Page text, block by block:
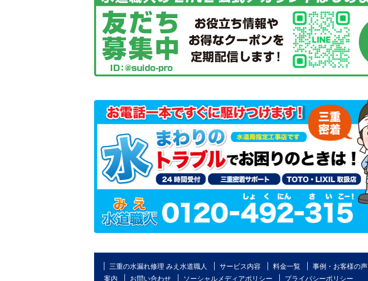
三重の水漏れ修理 みえ水道職人 サービス内容 料金一覧 事例・お客様の声
案内
お問い合わせ ソーシャルメディアポリシー プライバシーポリシー